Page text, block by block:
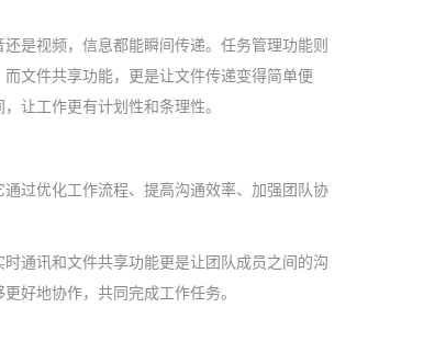
是视频，信息都能瞬间传递。任务管理功能则
文件共享功能，更是让文件传递变得简单便
让工作更有计划性和条理性。
过优化工作流程、提高沟通效率、加强团队协
通讯和文件共享功能更是让团队成员之间的沟
好地协作，共同完成工作任务。